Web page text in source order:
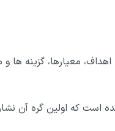
معیارها، گزینه ها
است که اولین گره آن